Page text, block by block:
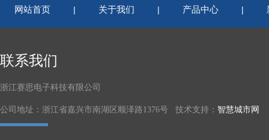
网站首页 | 关于我们 | 产品中心 |
联系我们
浙江赛思电子科技有限公司
公司地址：浙江省嘉兴市南湖区顺泽路1376号 技术支持： 智慧城市网